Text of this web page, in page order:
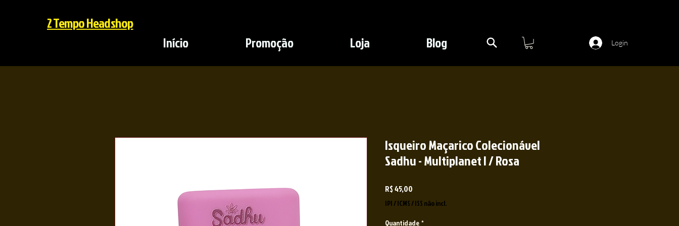
Início Promoção Loja Blog Login
2 Tempo Headshop
Isqueiro Maçarico Colecionável
Sadhu - Multiplanet I / Rosa
R$ 45,00
IPI / ICMS / ISS não incl.
Quantidade *